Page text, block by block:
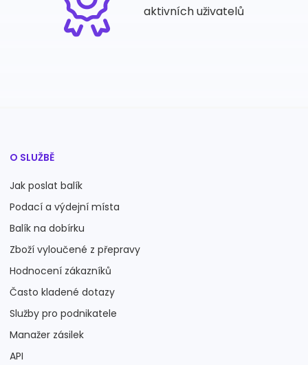
aktivních uživatelů
O SLUŽBĚ
Jak poslat balík
Podací a výdejní místa
Balík na dobírku
Zboží vyloučené z přepravy
Hodnocení zákazníků
Často kladené dotazy
Služby pro podnikatele
Manažer zásilek
API